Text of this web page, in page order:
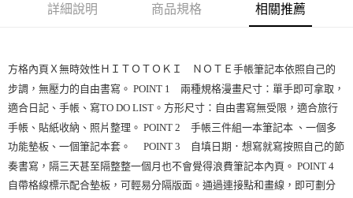
詳細說明 商品規格 相關推薦
方格內頁Ｘ無時效性ＨＩＴＯＴＯＫＩ ＮＯＴＥ手帳筆記本依照自己的
步調，無壓力的自由書寫。 POINT 1 兩種規格漫畫尺寸：單手即可拿取，
適合日記、手帳、寫TO DO LIST。方形尺寸：自由書寫無受限，適合旅行
手帳、貼紙收納、照片整理。 POINT 2 手帳三件組一本筆記本 、一個多
功能墊板、一個筆記本套。 POINT 3 自填日期．想寫就寫按照自己的節
奏書寫，隔三天甚至隔整整一個月也不會覺得浪費筆記本內頁。 POINT 4
自帶格線標示配合墊板，可輕易分隔版面。通過連接點和畫線，即可劃分